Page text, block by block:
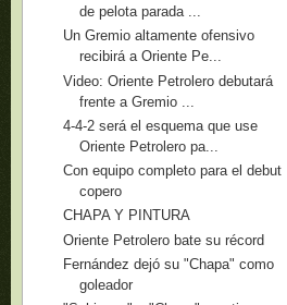
de pelota parada ...
Un Gremio altamente ofensivo
recibirá a Oriente Pe...
Video: Oriente Petrolero debutará
frente a Gremio ...
4-4-2 será el esquema que use
Oriente Petrolero pa...
Con equipo completo para el debut
copero
CHAPA Y PINTURA
Oriente Petrolero bate su récord
Fernández dejó su "Chapa" como
goleador